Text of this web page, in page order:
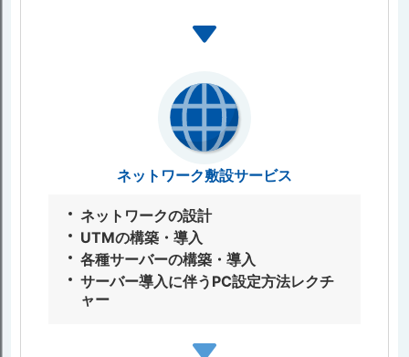
ネットワーク敷設サービス
ネットワークの設計
UTMの構築・導⼊
各種サーバーの構築・導⼊
サーバー導⼊に伴うPC設定⽅法レクチ
ャー